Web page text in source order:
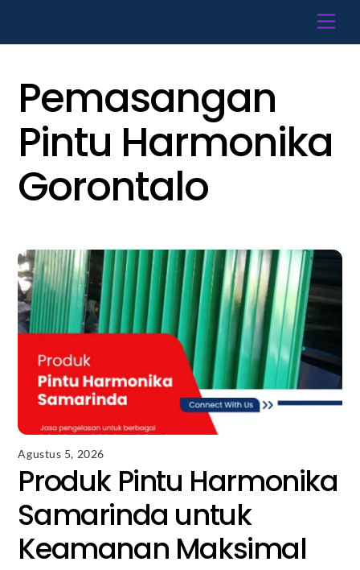
Pemasangan
Pintu Harmonika
Gorontalo
Agustus 5, 2026
Produk Pintu Harmonika
Samarinda untuk
Keamanan Maksimal